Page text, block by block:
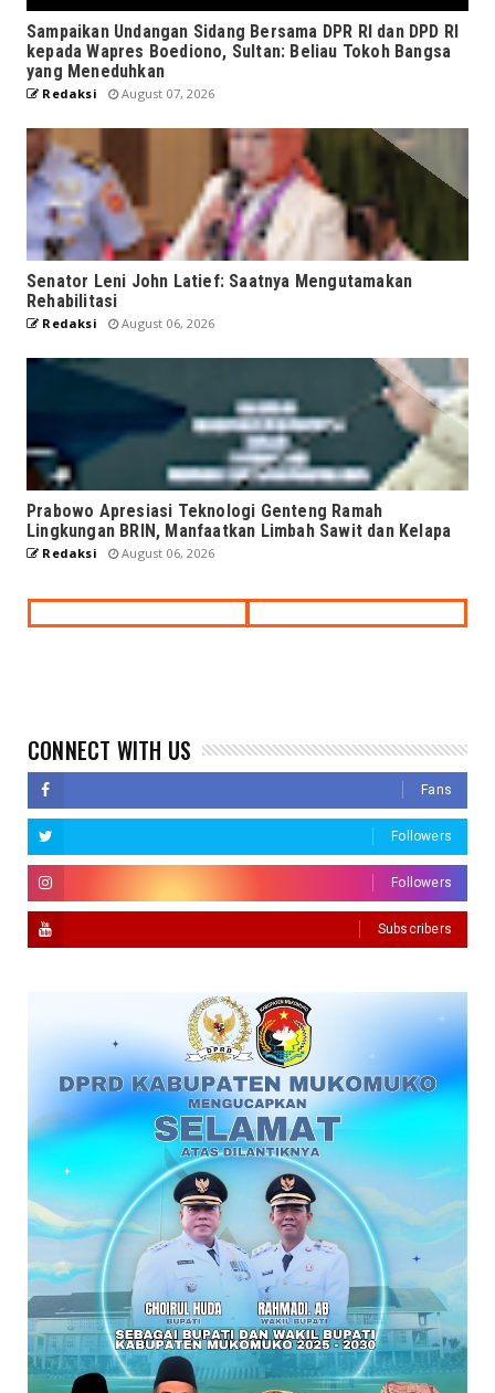
Sampaikan Undangan Sidang Bersama DPR RI dan DPD RI
kepada Wapres Boediono, Sultan: Beliau Tokoh Bangsa
yang Meneduhkan
Redaksi August 07, 2026
Senator Leni John Latief: Saatnya Mengutamakan
Rehabilitasi
Redaksi August 06, 2026
Prabowo Apresiasi Teknologi Genteng Ramah
Lingkungan BRIN, Manfaatkan Limbah Sawit dan Kelapa
Redaksi August 06, 2026
CONNECT WITH US
Fans
Followers
Followers
Subscribers